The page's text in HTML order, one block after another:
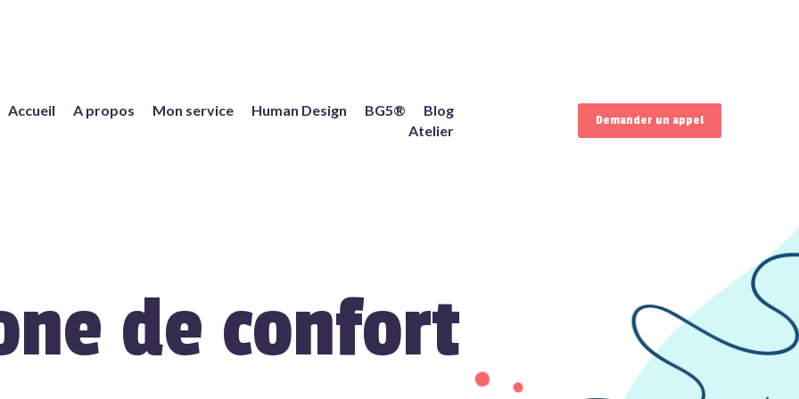
Accueil A propos Mon service Human Design BG5®
Blog
Atelier
Demander un appel
de confort